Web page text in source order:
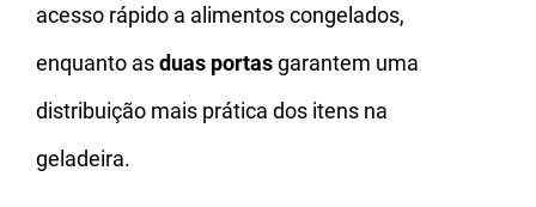
acesso rápido a alimentos congelados,
enquanto asduas portasgarantem uma
distribuição mais prática dos itens na
geladeira.